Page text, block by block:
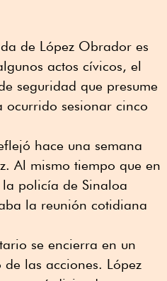
de López Obrador es
actos cívicos, el
seguridad que presume
sesionar cinco
hace una semana
Al mismo tiempo que en
la policía de Sinaloa
la reunión cotidiana
se encierra en un
las acciones. López